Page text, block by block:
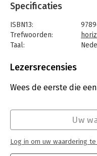
Het klinkt goed en toch
aan de top tonen te weinig
leidinggevenden worden
vast in overleg en
van het juk van de
Dit boek toont
auteurs vier
aanpak ervan. Dit is het
willen inzetten op een
Specificaties
ISBN13:
Trefwoorden:
Taal:
Aantal pagina's:
Druk:
1
Lezersrecensies
Wees de eerste die
Uw
Log in om uw waardering